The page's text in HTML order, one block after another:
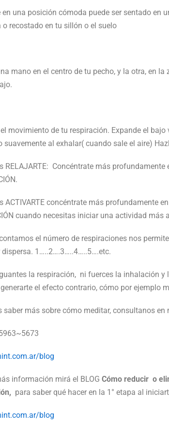
en una posición cómoda puede ser sentado en
o recostado en tu sillón o el suelo
mano en el centro de tu pecho, y la otra, en
movimiento de tu respiración. Expande el
suavemente al exhalar( cuando sale el aire)
RELAJARTE: Concéntrate más profundamente
ACTIVARTE concéntrate más profundamente
cuando necesitas iniciar una actividad más
el número de respiraciones nos
1…..2….3…..4…..5….etc.
la respiración, ni fuerces la inhalación y
el efecto contrario, cómo por ejemplo
saber más sobre cómo meditar, consultanos en
blog
información mirá el BLOG Cómo reducir o
para saber qué hacer en la 1° etapa al
blog